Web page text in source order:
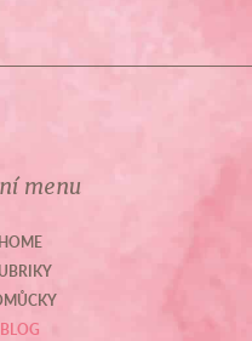
menu
HOME
BLOG